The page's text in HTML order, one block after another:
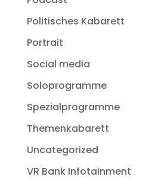
Politisches Kabarett
Portrait
Social media
Soloprogramme
Spezialprogramme
Themenkabarett
Uncategorized
VR Bank Infotainment